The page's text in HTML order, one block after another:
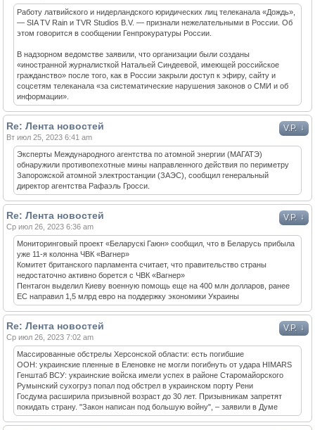
Работу латвийского и нидерландского юридических лиц телеканала «Дождь»,
— SIA TV Rain и TVR Studios B.V. — признали нежелательными в России. Об
этом говорится в сообщении Генпрокуратуры России.
В надзорном ведомстве заявили, что организации были созданы
«иностранной журналисткой Натальей Синдеевой, имеющей российское
гражданство» после того, как в России закрыли доступ к эфиру, сайту и
соцсетям телеканала «за систематические нарушения законов о СМИ и об
информации».
V.P. ↓
Re: Лента новостей
Вт июл 25, 2023 6:41 am
Эксперты Международного агентства по атомной энергии (МАГАТЭ)
обнаружили противопехотные мины направленного действия по периметру
Запорожской атомной электростанции (ЗАЭС), сообщил генеральный
директор агентства Рафаэль Гросси.
V.P. ↓
Re: Лента новостей
Ср июл 26, 2023 6:36 am
Мониторинговый проект «Беларускі Гаюн» сообщил, что в Беларусь прибыла
уже 11-я колонна ЧВК «Вагнер»
Комитет британского парламента считает, что правительство страны
недостаточно активно борется с ЧВК «Вагнер»
Пентагон выделил Киеву военную помощь еще на 400 млн долларов, ранее
ЕС направил 1,5 млрд евро на поддержку экономики Украины
V.P. ↓
Re: Лента новостей
Ср июл 26, 2023 7:02 am
Массированные обстрелы Херсонской области: есть погибшие
ООН: украинские пленные в Еленовке не могли погибнуть от удара HIMARS
Генштаб ВСУ: украинские войска имели успех в районе Старомайорского
Румынский сухогруз попал под обстрел в украинском порту Рени
Госдума расширила призывной возраст до 30 лет. Призывникам запретят
покидать страну. "Закон написан под большую войну", – заявили в Думе